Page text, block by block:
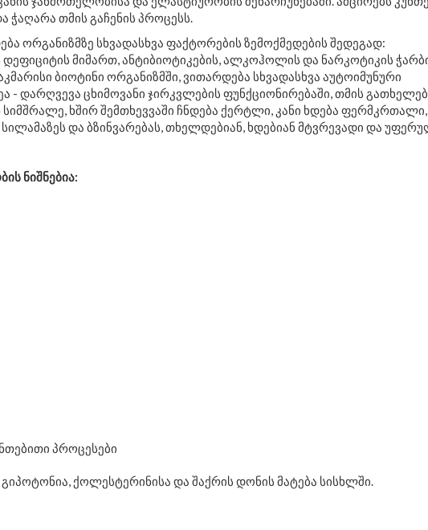
ჭაღარა თმის გაჩენის პროცესს.
ორგანიზმზე სხვადასხვა ფაქტორების ზემოქმედების შედეგად:
დეფიციტის მიმართ, ანტიბიოტიკების, ალკოჰოლის და ნარკოტიკის
ბიოტინი ორგანიზმში, ვითარდება სხვადასხვა აუტოიმუნური
- დარღვევა ცხიმოვანი ჯირკვლების ფუნქციონირებაში, თმის
სიმშრალე, ხშირ შემთხევვაში ჩნდება ქერტლი, კანი ხდება ფერმკრთალი,
და ბზინვარებას, თხელდებიან, ხდებიან მტვრევადი და
ნიშნებია:
პროცესები
გიპოტონია, ქოლესტერინისა და შაქრის დონის მატება სისხლში.